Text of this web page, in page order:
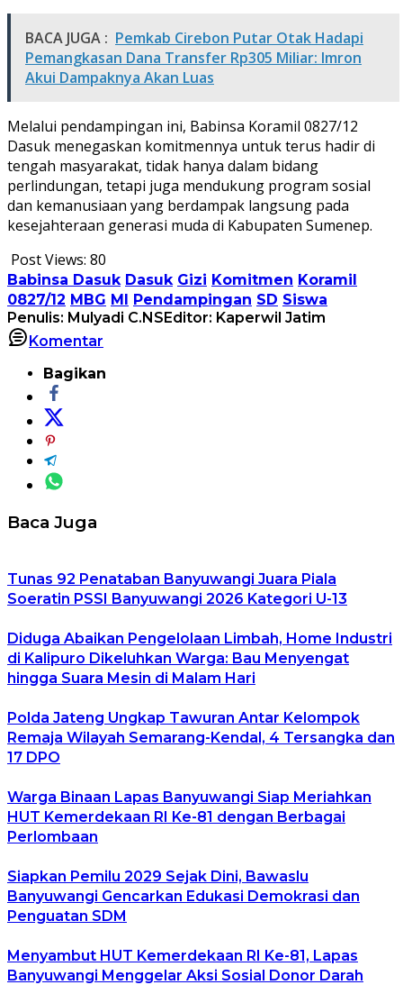
BACA JUGA : Pemkab Cirebon Putar Otak Hadapi
Pemangkasan Dana Transfer Rp305 Miliar: Imron
Akui Dampaknya Akan Luas
Melalui pendampingan ini, Babinsa Koramil 0827/12
Dasuk menegaskan komitmennya untuk terus hadir di
tengah masyarakat, tidak hanya dalam bidang
perlindungan, tetapi juga mendukung program sosial
dan kemanusiaan yang berdampak langsung pada
kesejahteraan generasi muda di Kabupaten Sumenep.
Post Views: 80
Babinsa Dasuk Dasuk Gizi Komitmen Koramil
0827/12 MBG MI Pendampingan SD Siswa
Penulis: Mulyadi C.NSEditor: Kaperwil Jatim
Komentar
Bagikan
Baca Juga
Tunas 92 Penataban Banyuwangi Juara Piala
Soeratin PSSI Banyuwangi 2026 Kategori U-13
Diduga Abaikan Pengelolaan Limbah, Home Industri
di Kalipuro Dikeluhkan Warga: Bau Menyengat
hingga Suara Mesin di Malam Hari
Polda Jateng Ungkap Tawuran Antar Kelompok
Remaja Wilayah Semarang-Kendal, 4 Tersangka dan
17 DPO
Warga Binaan Lapas Banyuwangi Siap Meriahkan
HUT Kemerdekaan RI Ke-81 dengan Berbagai
Perlombaan
Siapkan Pemilu 2029 Sejak Dini, Bawaslu
Banyuwangi Gencarkan Edukasi Demokrasi dan
Penguatan SDM
Menyambut HUT Kemerdekaan RI Ke-81, Lapas
Banyuwangi Menggelar Aksi Sosial Donor Darah